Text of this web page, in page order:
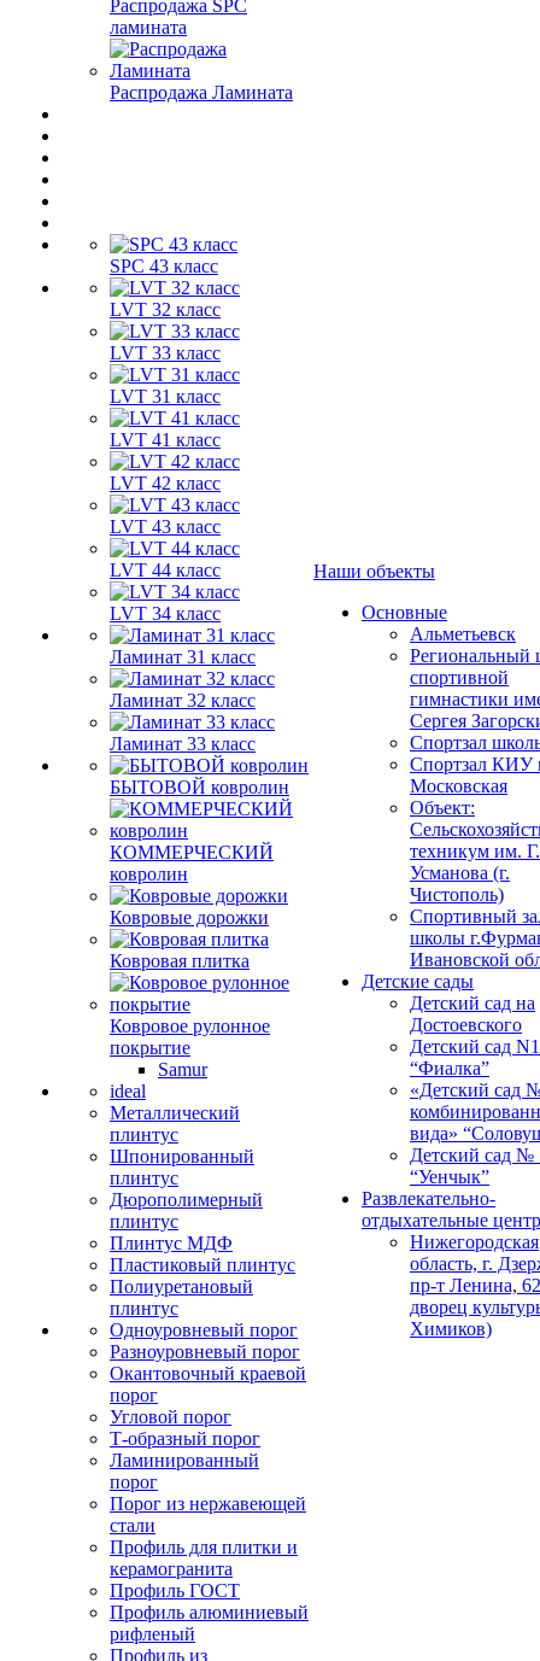
Распродажа SPC
ламината
Распродажа Ламината
SPC 43 класс
LVT 32 класс
LVT 33 класс
LVT 31 класс
LVT 41 класс
LVT 42 класс
LVT 43 класс
LVT 44 класс
LVT 34 класс
Ламинат 31 класс
Ламинат 32 класс
Ламинат 33 класс
БЫТОВОЙ ковролин
КОММЕРЧЕСКИЙ
ковролин
Ковровые дорожки
Ковровая плитка
Ковровое рулонное
покрытие
Samur
ideal
Металлический
плинтус
Шпонированный
плинтус
Дюрополимерный
плинтус
Плинтус МДФ
Пластиковый плинтус
Полиуретановый
плинтус
Одноуровневый порог
Разноуровневый порог
Окантовочный краевой
порог
Угловой порог
Т-образный порог
Ламинированный
порог
Порог из нержавеющей
стали
Профиль для плитки и
керамогранита
Профиль ГОСТ
Профиль алюминиевый
рифленый
Профиль из
Наши объекты
Основные
Альметьевск
Региональный
спортивной
гимнастики
Сергея
Спортзал
Спортзал КИУ
Московская
Объект:
техникум им.
Усманова (г.
Чистополь)
Спортивный
школы
Ивановской
Детские сады
Детский сад на
Достоевского
Детский сад
“Фиалка”
«Детский сад
вида»
Детский сад №
“Уенчык”
Развлекательно-
отдыхательные
Нижегородская
область, г.
пр-т Ленина,
дворец
Химиков)